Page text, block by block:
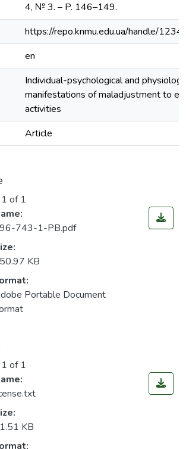
4, № 3. – P. 146–149.
https://repo.knmu.edu.ua/handle/
en
Individual-psychological and
manifestations of maladjustment to
activities
Article
of 1
743-1-PB.pdf
KB
Portable Document
of 1
KB